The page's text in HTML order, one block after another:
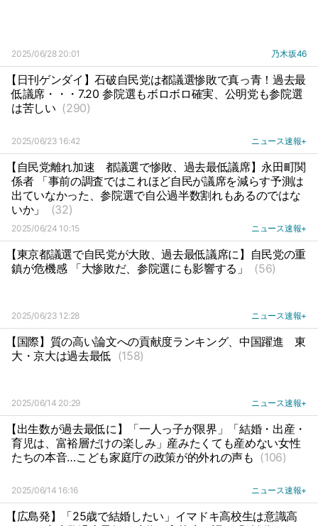
2025/06/28 20:01 乃木坂46
【日刊ゲンダイ】石破自民党は都議選惨敗で真っ青！過去最
低議席・・・7.20 参院選もボロボロ確実、公明党も参院選
は苦しい (290)
2025/06/23 16:42 ニュース速報+
【自民党離れ加速
都議選で惨敗、過去最低議席】永田町関
係者 「事前の調査ではこれほど自民が議席を減らす予測は
出ていなかった、参院選で自公過半数割れもあるのではな
いか」
(32)
2025/06/24 10:15 ニュース速報+
【東京都議選で自民党が大敗、過去最低議席に】自民党の重
鎮が危機感 「大惨敗だ、参院選にも影響する」
(56)
2025/06/23 12:28 ニュース速報+
【国際】質の高い論文への貢献度ランキング、中国躍進
東
大・京大は過去最低 (158)
2025/06/14 20:29 ニュース速報+
【出生数が過去最低に】「一人っ子が限界」「結婚・出産・
育児は、富裕層だけの楽しみ」産みたくても産めない女性
たちの本音…こども家庭庁の政策が的外れの声も (106)
2025/06/14 16:16 ニュース速報+
【広島発】「25歳で結婚したい」イマドキ高校生は意識高